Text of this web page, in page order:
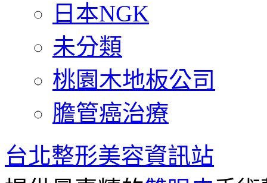
日本NGK
未分類
桃園木地板公司
膽管癌治療
台北整形美容資訊站